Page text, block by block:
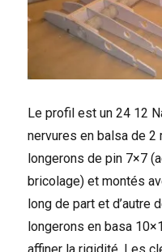
Le profil est un 24 12
nervures en balsa de
longerons de pin 7×7
bricolage) et montés
long de part et d’autre
longerons en basa